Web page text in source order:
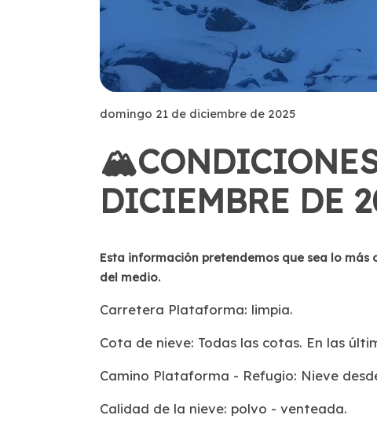
domingo 21 de diciembre de 2025
🏔️CONDICIONES
DICIEMBRE DE
Esta información pretendemos que sea lo más
del medio.
Carretera Plataforma: limpia.
Cota de nieve: Todas las cotas. En las
Camino Plataforma - Refugio: Nieve
Calidad de la nieve: polvo - venteada.